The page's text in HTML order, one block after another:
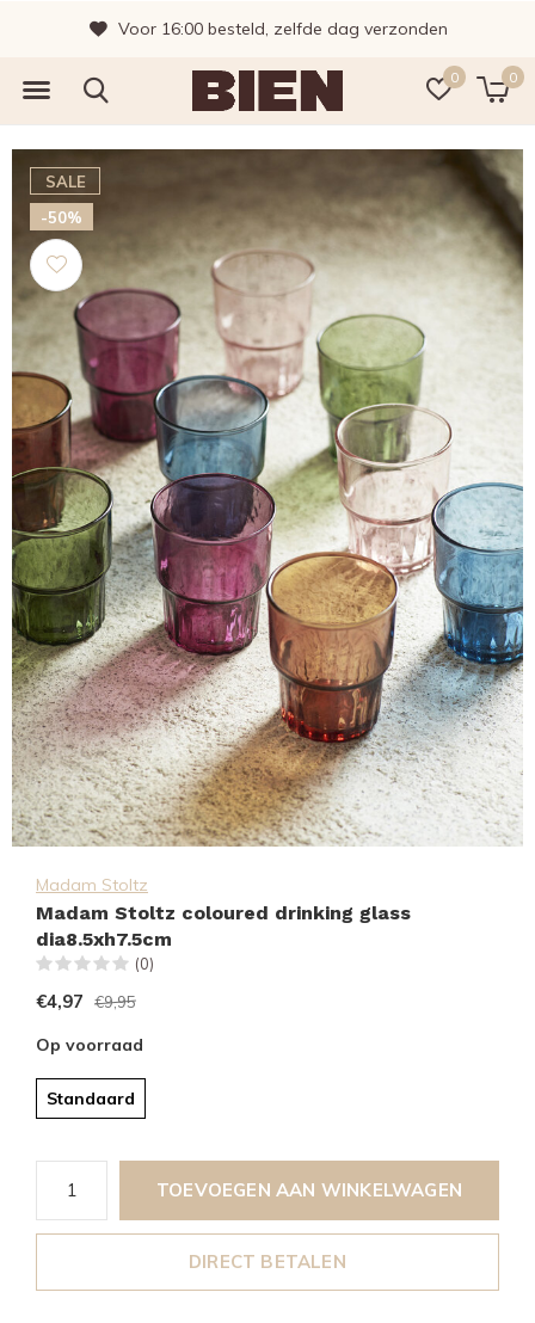
0 0
Voor 16:00 besteld, zelfde dag verzonden
SALE
-50%
Madam Stoltz
Madam Stoltz coloured drinking glass
dia8.5xh7.5cm
(0)
€4,97 €9,95
Op voorraad
Standaard
TOEVOEGEN AAN WINKELWAGEN
DIRECT BETALEN